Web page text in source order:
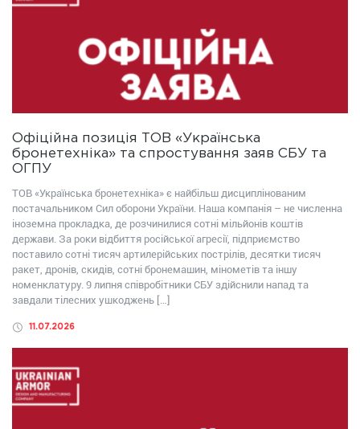
Офіційна позиція ТОВ «Українська
бронетехніка» та спростування заяв СБУ та
ОГПУ
ТОВ «Українська бронетехніка» є найбільш дисциплінованим
постачальником Сил оборони України. Наша компанія – не численна
іноземна прокладка, де розчинилися сотні мільйонів коштів
держави. За роки відбиття російської агресії, підприємство
поставило сотні тисяч артилерійських пострілів, десятки тисяч
ракет, дронів, скидів, сотні бронемашин, мінометів та іншу
номенклатуру. 9 липня співробітники СБУ здійснили напад та
завдали тілесних ушкоджень […]
11.07.2026